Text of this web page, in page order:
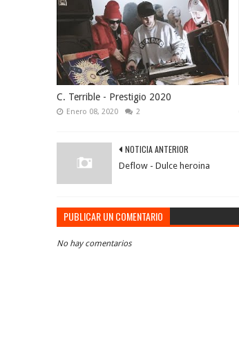
C. Terrible - Prestigio 2020
Enero 08, 2020 2
NOTICIA ANTERIOR
Deflow - Dulce heroina
PUBLICAR UN COMENTARIO
No hay comentarios